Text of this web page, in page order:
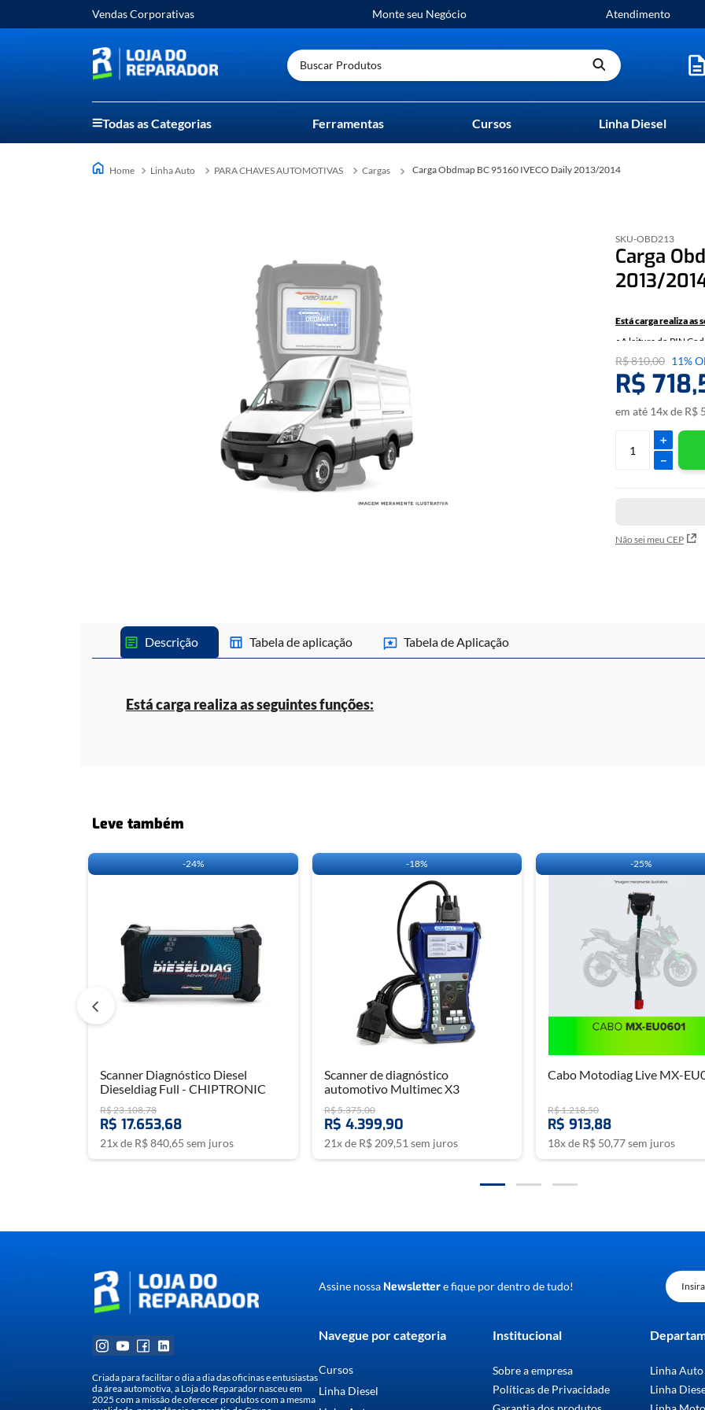
Vendas Corporativas Monte seu Negócio Atendimento
Buscar Produtos
Cursos Linha Diesel
Ferramentas
Todas as Categorias
Linha Auto PARA CHAVES AUTOMOTIVAS Cargas Carga Obdmap BC 95160 IVECO Daily 2013/2014
SKU-OBD213
Carga
2013/
Está carga realiza as
•A leitura do PIN
•Geração de até 8
Iveco
Cabos necessários
*CABO NÃO
CLIQUEAQUIE
R$810,00 11%
R$ 718,
em até 14x de R$
＋
－
Não sei meu CEP
Descrição Tabela de aplicação Tabela de Aplicação
Está carga realiza as seguintes funções:
Leve também
-24%
Scanner Diagnóstico Diesel
Dieseldiag Full - CHIPTRONIC
R$23.108,78
R$ 17.653,68
21x de R$840,65 sem juros
-18%
Scanner de diagnóstico
automotivo Multimec X3
R$5.375,00
R$ 4.399,90
21x de R$ 209,51 sem juros
-25%
Cabo Motodiag Live MX-
R$1.218,50
R$ 913,88
18x de R$ 50,77sem juros
Criada para facilitar o dia a dia das oficinas e entusiastas
da área automotiva, a Loja do Reparador nasceu em
2025 com a missão de oferecer produtos com a mesma
Assine nossa Newslettere fique por dentro de tudo!
Navegue por categoria
Cursos
Linha Diesel
Institucional
Sobre a empresa
Políticas de Privacidade
Linha Auto
Linha